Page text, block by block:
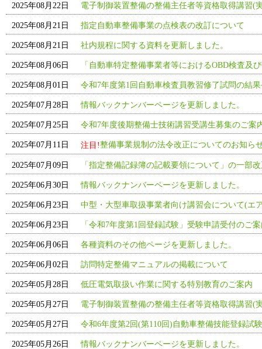
2025年08月22日 電子制御装置整備の整備主任者等資格取得講習(
2025年08月21日 指定自動車整備事業の点検表の改訂について
2025年08月21日 社内規程に関する資料を更新しました。
2025年08月06日 「自動車特定整備事業者等におけるOBD検査及
2025年08月01日 令和7年度第1回自動車検査員教習修了試問の結
2025年07月28日 情報バックナンバーページを更新しました。
2025年07月25日 令和7年度後期整備士技術講習受講生募集のご案
2025年07月11日 注目!整備事業規制の法令改正についてのお知ら
2025年07月09日 「指定整備記録簿の記載要領について」の一部
2025年06月30日 情報バックナンバーページを更新しました。
2025年06月23日 中型・大型車取扱事業者向け講習会について(エ
2025年06月23日 「令和7年度第1回登録試験」受験申請受付のご
2025年06月06日 各種資料のその他ページを更新しました。
2025年06月02日 訪問特定整備マニュアルの掲載について
2025年05月28日 低圧電気取扱い作業に関する特別教育のご案内
2025年05月27日 電子制御装置整備の整備主任者等資格取得講習(
2025年05月27日 令和6年度第2回(第110回)自動車整備技能登録試
2025年05月26日 情報バックナンバーページを更新しました。